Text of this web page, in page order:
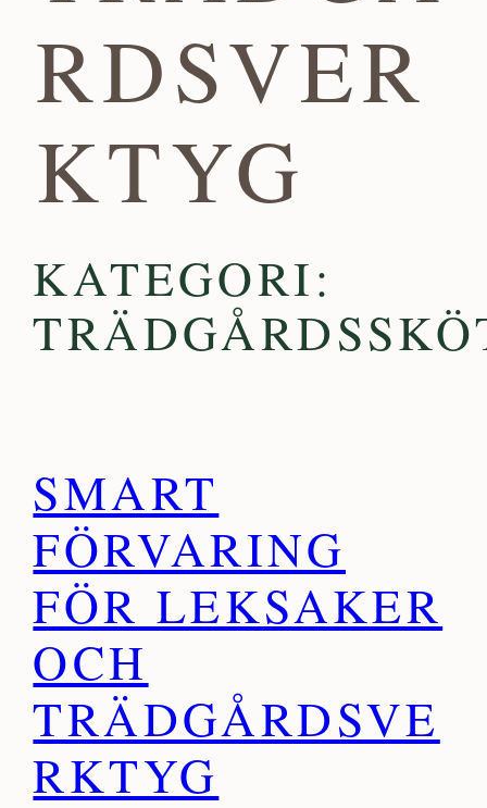
RDSVER
KTYG
KATEGORI:
SMART
FÖRVARING
FÖR LEKSAKER
OCH
TRÄDGÅRDSVE
RKTYG